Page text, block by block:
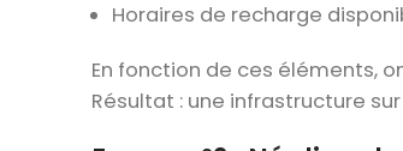
Horaires de recharge
En fonction de ces éléments,
Résultat : une infrastructure